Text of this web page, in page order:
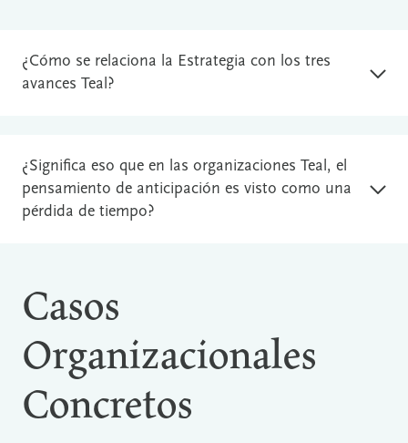
¿Cómo se relaciona la Estrategia con los tres
avances Teal?
¿Significa eso que en las organizaciones Teal, el
pensamiento de anticipación es visto como una
pérdida de tiempo?
Casos
Organizacionales
Concretos